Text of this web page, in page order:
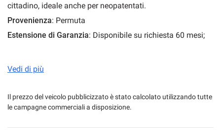
cittadino, ideale anche per neopatentati.
Provenienza: Permuta
Estensione di Garanzia: Disponibile su richiesta 60 mesi;
Finanziabile
Dove: Disponibile anche per Test Drive a Sassari in Via
Predda Niedda 16 Tel: 0792537959 oppure su richiesta ad
Vedi di più
Il prezzo del veicolo pubblicizzato è stato calcolato utilizzando tutte
le campagne commerciali a disposizione.
Cookie per il miglioramento dell'esperienza utente
Leggi
cookie